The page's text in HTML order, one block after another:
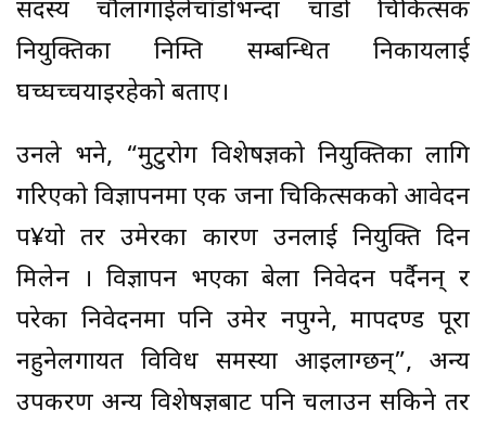
सदस्य चौलागाईंलेचाँडोभन्दा चाडो चिकित्सक
नियुक्तिका निम्ति सम्बन्धित निकायलाई
घच्घच्चयाइरहेको बताए।
उनले भने, “मुटुरोग विशेषज्ञको नियुक्तिका लागि
गरिएको विज्ञापनमा एक जना चिकित्सकको आवेदन
प¥यो तर उमेरका कारण उनलाई नियुक्ति दिन
मिलेन । विज्ञापन भएका बेला निवेदन पर्दैनन् र
परेका निवेदनमा पनि उमेर नपुग्ने, मापदण्ड पूरा
नहुनेलगायत विविध समस्या आइलाग्छन्”, अन्य
उपकरण अन्य विशेषज्ञबाट पनि चलाउन सकिने तर